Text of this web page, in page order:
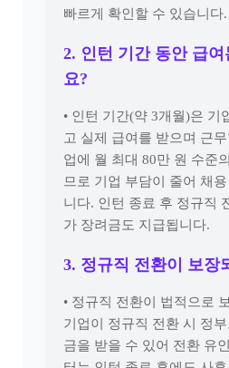
빠르게 확인할 수 있습니다.
2. 인턴 기간 동안 급
요?
• 인턴 기간(약 3개월)은 기
고 실제 급여를 받으며 근무
업에 월 최대 80만 원 수준
므로 기업 부담이 줄어 채
니다. 인턴 종료 후 정규직
가 장려금도 지급됩니다.
3. 정규직 전환이 보장
• 정규직 전환이 법적으로
기업이 정규직 전환 시 정
금을 받을 수 있어 전환 유